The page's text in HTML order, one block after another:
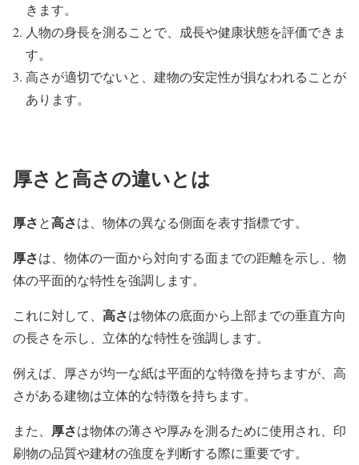
きます。
人物の身長を測ることで、成長や健康状態を評価できま
す。
高さが適切でないと、建物の安定性が損なわれることが
あります。
厚さと高さの違いとは
厚さと高さは、物体の異なる側面を表す指標です。
厚さは、物体の一面から対向する面までの距離を示し、物
体の平面的な特性を強調します。
これに対して、 高さは物体の底面から上部までの垂直方向
の長さを示し、立体的な特性を強調します。
例えば、厚さが均一な紙は平面的な特徴を持ちますが、高
さがある建物は立体的な特徴を持ちます。
また、 厚さは物体の薄さや厚みを測るために使用され、印
刷物の品質や建材の強度を判断する際に重要です。